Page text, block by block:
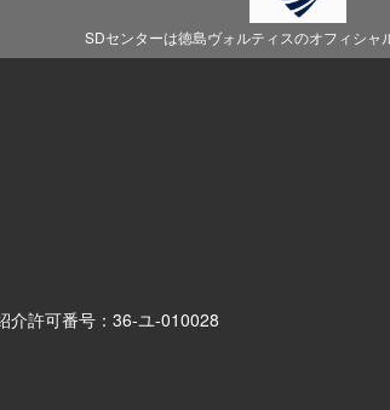
SDセンターは徳島ヴォルティスのオフィシャ
介許可番号： 36-ユ-010028